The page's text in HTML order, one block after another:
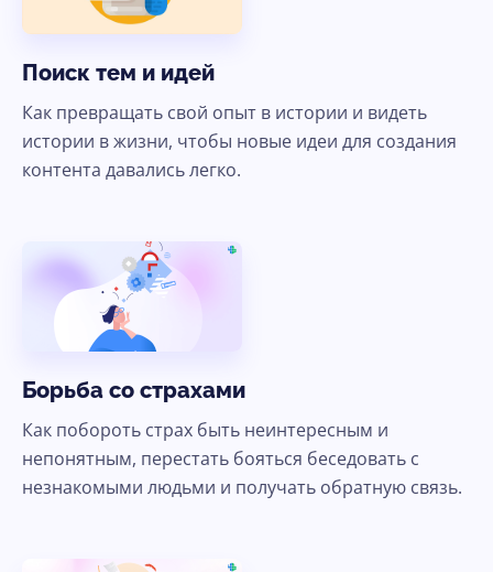
Поиск тем и идей
Как превращать свой опыт в истории и видеть
истории в жизни, чтобы новые идеи для создания
контента давались легко.
Борьба со страхами
Как побороть страх быть неинтересным и
непонятным, перестать бояться беседовать с
незнакомыми людьми и получать обратную связь.